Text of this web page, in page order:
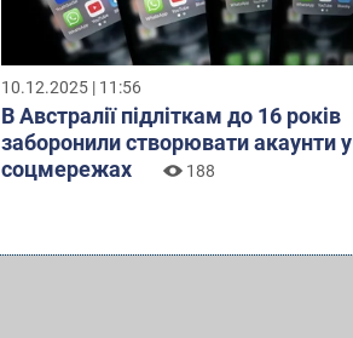
10.12.2025 | 11:56
В Австралії підліткам до 16 років
заборонили створювати акаунти у
соцмережах
188